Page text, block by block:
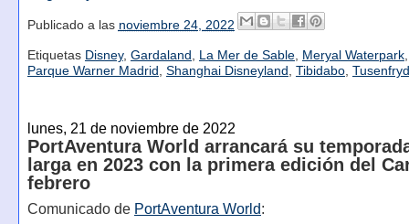
Publicado a las noviembre 24, 2022
Etiquetas Disney, Gardaland , La Mer de Sable, Meryal Waterpark
Parque Warner Madrid , Shanghai Disneyland , Tibidabo, Tusenfryd
lunes, 21 de noviembre de 2022
PortAventura World arrancará su
larga en 2023 con la primera edición del
febrero
Comunicado de PortAventura World: